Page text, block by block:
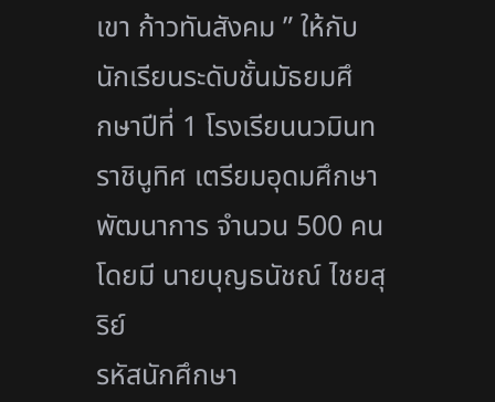
เขา ก้าวทันสังคม ” ให้กับ
นักเรียนระดับชั้นมัธยมศึ
กษาปีที่ 1 โรงเรียนนวมินท
ราชินูทิศ เตรียมอุดมศึกษา
พัฒนาการ จำนวน 500 คน
โดยมี นายบุญธนัชณ์ ไชยสุ
ริย์
รหัสนักศึกษา